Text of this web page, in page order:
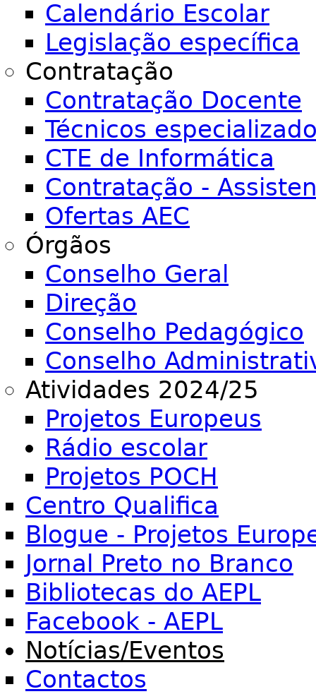
Calendário Escolar
Legislação específica
Contratação
Contratação Docente
Técnicos
CTE de Informática
Contratação -
Ofertas AEC
Órgãos
Conselho Geral
Direção
Conselho Pedagógico
Conselho
Atividades 2024/25
Projetos Europeus
Rádio escolar
Projetos POCH
Centro Qualifica
Blogue - Projetos
Jornal Preto no Branco
Bibliotecas do AEPL
Facebook - AEPL
Notícias/Eventos
Contactos